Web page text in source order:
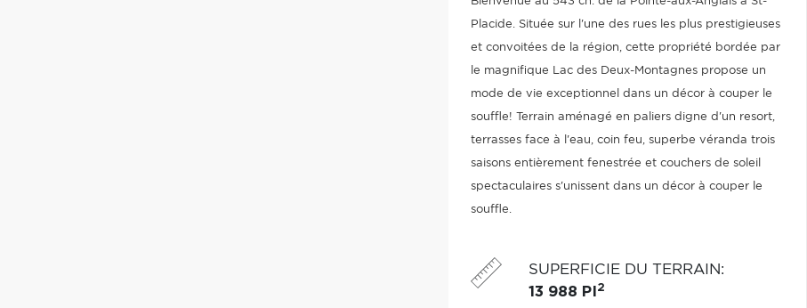
Placide. Située sur l'une des rues les plus prestigieuses
et convoitées de la région, cette propriété bordée par
le magnifique Lac des Deux-Montagnes propose un
mode de vie exceptionnel dans un décor à couper le
souffle! Terrain aménagé en paliers digne d'un resort,
terrasses face à l'eau, coin feu, superbe véranda trois
saisons entièrement fenestrée et couchers de soleil
spectaculaires s'unissent dans un décor à couper le
souffle.
SUPERFICIE DU TERRAIN:
13 988 PI 2